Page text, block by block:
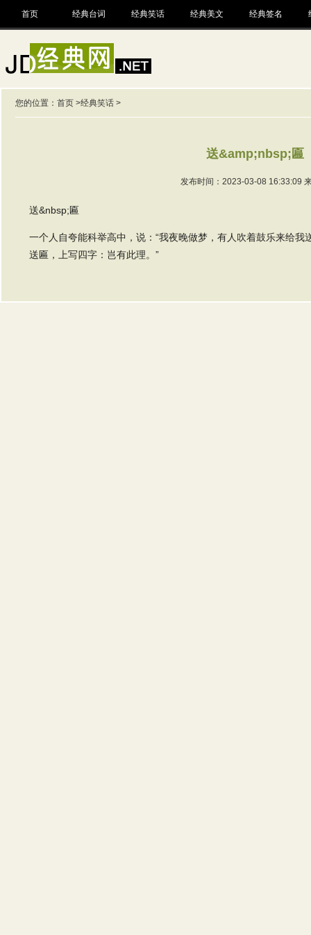
首页 经典台词 经典笑话 经典美文 经典签名
您的位置： 首页 >经典笑话 >
送&amp;nbsp;匾
发布时间：2023-03-08 16:33:09
送&nbsp;匾
一个人自夸能科举高中，说：“我夜晚做梦，有人吹着鼓乐来给我
送匾，上写四字：岂有此理。”